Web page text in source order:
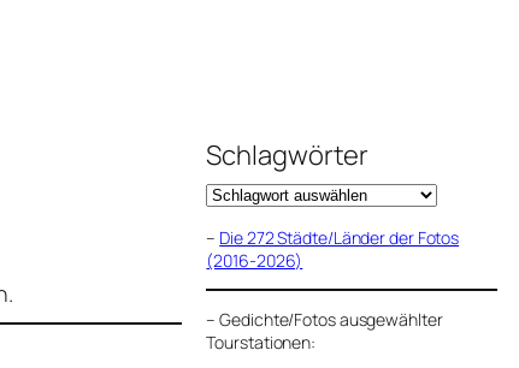
Schlagwörter
– Die 272 Städte/Länder der Fotos
(2016-2026)
–Gedichte/Fotos ausgewählter
Tourstationen: